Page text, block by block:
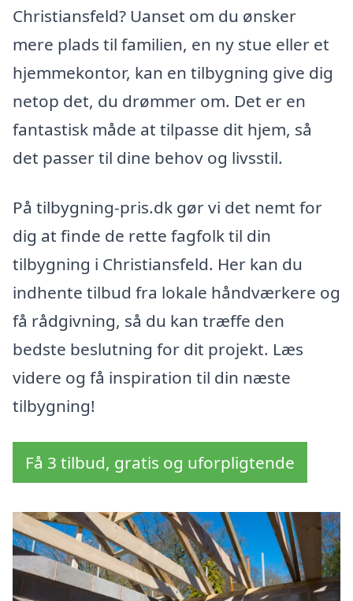
Christiansfeld? Uanset om du ønsker
mere plads til familien, en ny stue eller et
hjemmekontor, kan en tilbygning give dig
netop det, du drømmer om. Det er en
fantastisk måde at tilpasse dit hjem, så
det passer til dine behov og livsstil.
På tilbygning-pris.dk gør vi det nemt for
dig at finde de rette fagfolk til din
tilbygning i Christiansfeld. Her kan du
indhente tilbud fra lokale håndværkere og
få rådgivning, så du kan træffe den
bedste beslutning for dit projekt. Læs
videre og få inspiration til din næste
tilbygning!
Få 3 tilbud, gratis og uforpligtende